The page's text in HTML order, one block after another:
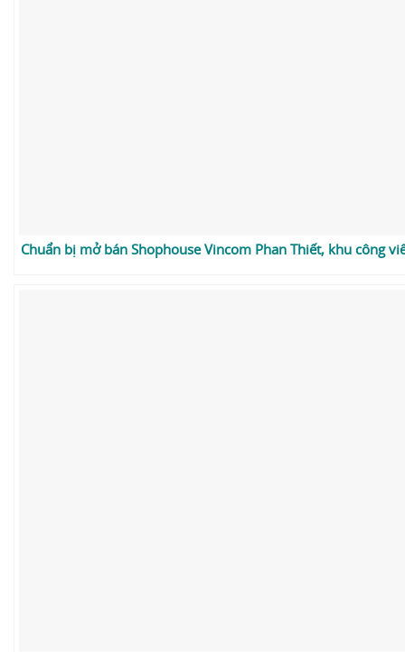
Chuẩn bị mở bán Shophouse Vincom Phan Thiết, khu công